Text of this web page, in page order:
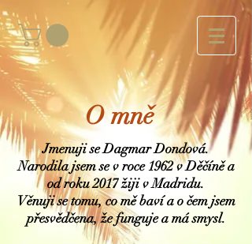
O mně
Jmenuji se Dagmar Dondová.
Narodila jsem se v roce 1962 v Děčíně a
od roku 2017 žiji v Madridu.
Věnuji se tomu, co mě baví a o čem jsem
přesvědčena, že funguje a má smysl.